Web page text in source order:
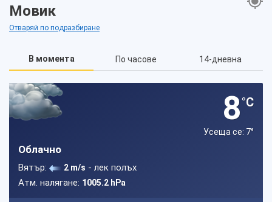
Мовик
Отваряй по подразбиране
В момента По часове 14-дневна
8°C
Усеща се: 7°
Облачно
Вятър: 2 m/s - лек полъх
Атм. налягане: 1005.2 hPa